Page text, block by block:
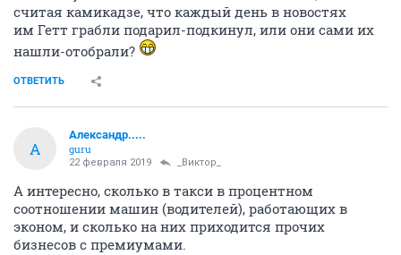
считая камикадзе, что каждый день в новостях
им Гетт грабли подарил-подкинул, или они сами их
нашли-отобрали?
ОТВЕТИТЬ
А
Александр.....
guru
22 февраля 2019 _Виктор_
А интересно, сколько в такси в процентном
соотношении машин (водителей), работающих в
эконом, и сколько на них приходится прочих
бизнесов с премиумами.